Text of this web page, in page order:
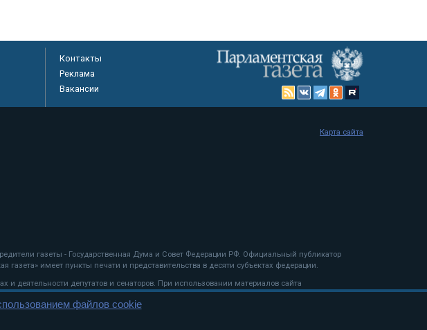
Контакты
Реклама
Вакансии
газеты - Государственная Дума и Совет Федерации РФ. Официальный публикатор
имеет пункты печати и представительства в десяти субъектах федерации.
деятельности депутатов и сенаторов. При использовании материалов сайта
Карта сайта
файлов cookie